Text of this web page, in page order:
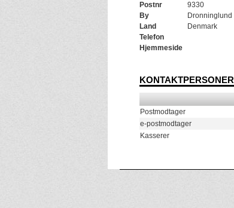
Postnr
9330
By
Dronninglund
Land
Denmark
Telefon
Hjemmeside
KONTAKTPERSONER
Postmodtager
e-postmodtager
Kasserer